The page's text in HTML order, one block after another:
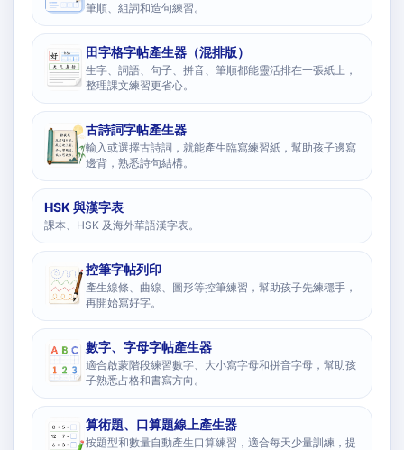
筆順、組詞和造句練習。
田字格字帖產生器（混排版）
生字、詞語、句子、拼音、筆順都能靈活排在一張紙上，
整理課文練習更省心。
古詩詞字帖產生器
輸入或選擇古詩詞，就能產生臨寫練習紙，幫助孩子邊寫
邊背，熟悉詩句結構。
HSK 與漢字表
課本、HSK 及海外華語漢字表。
控筆字帖列印
產生線條、曲線、圖形等控筆練習，幫助孩子先練穩手，
再開始寫好字。
數字、字母字帖產生器
適合啟蒙階段練習數字、大小寫字母和拼音字母，幫助孩
子熟悉占格和書寫方向。
算術題、口算題線上產生器
按題型和數量自動產生口算練習，適合每天少量訓練，提